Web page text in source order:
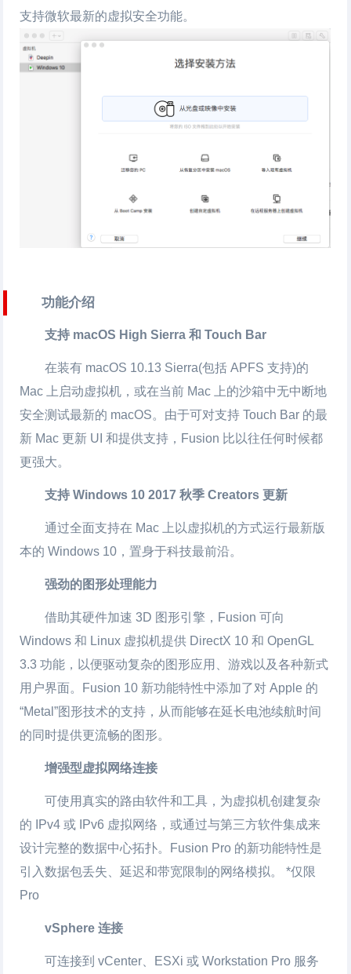
支持微软最新的虚拟安全功能。
功能介绍
支持 macOS High Sierra 和 Touch Bar
在装有 macOS 10.13 Sierra(包括 APFS 支持)的
Mac 上启动虚拟机，或在当前 Mac 上的沙箱中无中断地
安全测试最新的 macOS。由于可对支持 Touch Bar 的最
新 Mac 更新 UI 和提供支持，Fusion 比以往任何时候都
更强大。
支持 Windows 10 2017 秋季 Creators 更新
通过全面支持在 Mac 上以虚拟机的方式运行最新版
本的 Windows 10，置身于科技最前沿。
强劲的图形处理能力
借助其硬件加速 3D 图形引擎，Fusion 可向
Windows 和 Linux 虚拟机提供 DirectX 10 和 OpenGL
3.3 功能，以便驱动复杂的图形应用、游戏以及各种新式
用户界面。Fusion 10 新功能特性中添加了对 Apple 的
“Metal”图形技术的支持，从而能够在延长电池续航时间
的同时提供更流畅的图形。
增强型虚拟网络连接
可使用真实的路由软件和工具，为虚拟机创建复杂
的 IPv4 或 IPv6 虚拟网络，或通过与第三方软件集成来
设计完整的数据中心拓扑。Fusion Pro 的新功能特性是
引入数据包丢失、延迟和带宽限制的网络模拟。 *仅限
Pro
vSphere 连接
可连接到 vCenter、ESXi 或 Workstation Pro 服务